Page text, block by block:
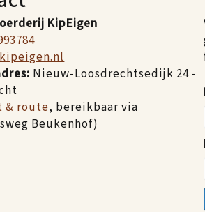
KipEigen
Nieuw-Loosdrechtsedijk 24 -
& route, bereikbaar via
Beukenhof)